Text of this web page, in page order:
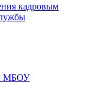
кадровым
МБОУ